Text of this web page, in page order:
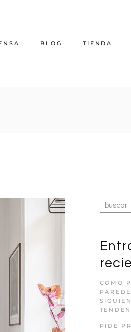
BLOG TIENDA
CÓMO
PIDE